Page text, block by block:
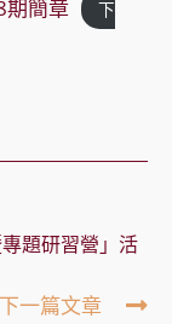
期簡章
下
題研習營」活
下一篇文章